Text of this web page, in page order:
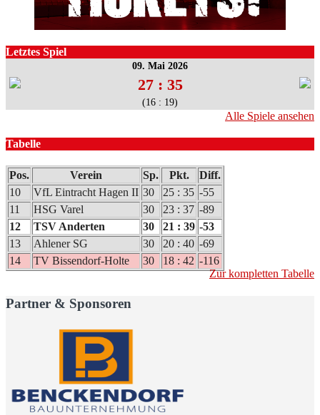
Letztes Spiel
09. Mai 2026
27 : 35
(16 : 19)
Alle Spiele ansehen
Tabelle
Pos. Verein Sp. Pkt.
Diff.
10
VfL Eintracht Hagen II 30 25 : 35 -55
11
HSG Varel 30 23 : 37 -89
12
TSV Anderten 30 21 : 39 -53
13
Ahlener SG 30 20 : 40 -69
14
TV Bissendorf-Holte 30 18 : 42 -116
Zur kompletten Tabelle
Partner & Sponsoren